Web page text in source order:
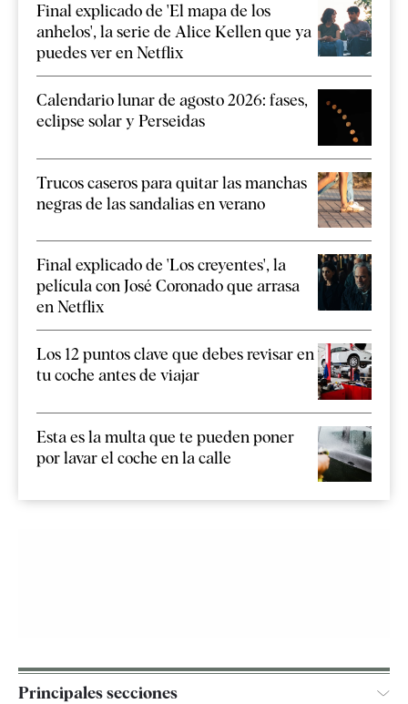
Final explicado de 'El mapa de los
anhelos', la serie de Alice Kellen que ya
puedes ver en Netflix
Calendario lunar de agosto 2026: fases,
eclipse solar y Perseidas
Trucos caseros para quitar las manchas
negras de las sandalias en verano
Final explicado de 'Los creyentes', la
película con José Coronado que arrasa
en Netflix
Los 12 puntos clave que debes revisar en
tu coche antes de viajar
Esta es la multa que te pueden poner
por lavar el coche en la calle
Principales secciones